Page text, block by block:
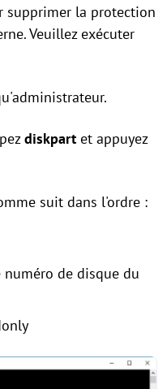
supprimer la protection
Veuillez exécuter
diskpart et appuyez
suit dans l'ordre :
de disque du